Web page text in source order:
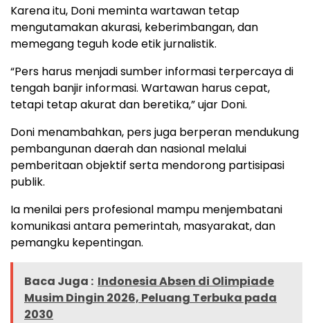
Karena itu, Doni meminta wartawan tetap
mengutamakan akurasi, keberimbangan, dan
memegang teguh kode etik jurnalistik.
“Pers harus menjadi sumber informasi terpercaya di
tengah banjir informasi. Wartawan harus cepat,
tetapi tetap akurat dan beretika,” ujar Doni.
Doni menambahkan, pers juga berperan mendukung
pembangunan daerah dan nasional melalui
pemberitaan objektif serta mendorong partisipasi
publik.
Ia menilai pers profesional mampu menjembatani
komunikasi antara pemerintah, masyarakat, dan
pemangku kepentingan.
Baca Juga : Indonesia Absen di Olimpiade
Musim Dingin 2026, Peluang Terbuka pada
2030